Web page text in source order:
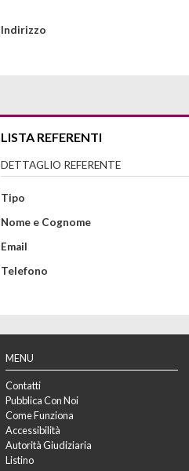
Indirizzo
LISTA REFERENTI
DETTAGLIO REFERENTE
Tipo
Nome e Cognome
Email
Telefono
MENU
Contatti
Pubblica Con Noi
Come Funziona
Accessibilità
Autorità Giudiziaria
Listino